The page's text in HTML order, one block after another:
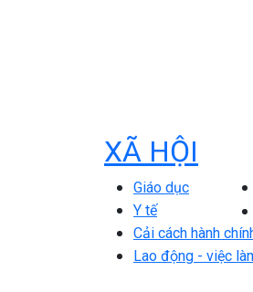
XÃ HỘI
Giáo dục
Y tế
Cải cách hành
Lao động - việc